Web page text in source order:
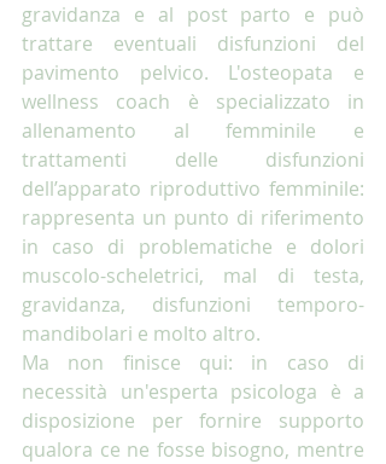
gravidanza e al post parto e può
trattare eventuali disfunzioni del
pavimento pelvico. L'osteopata e
wellness coach è specializzato in
allenamento al femminile e
trattamenti delle disfunzioni
dell’apparato riproduttivo femminile:
rappresenta un punto di riferimento
in caso di problematiche e dolori
muscolo-scheletrici, mal di testa,
gravidanza, disfunzioni temporo-
mandibolari e molto altro.
Ma non finisce qui: in caso di
necessità un'esperta psicologa è a
disposizione per fornire supporto
qualora ce ne fosse bisogno, mentre